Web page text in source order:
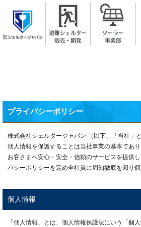
株式会社シェルタージャパン
プライバシーポリシー
株式会社シェルタージャパン （以下、「当社」
個人情報を保護することは当社事業の基本であり
お客さまへ安心・安全・信頼のサービスを提供
バシーポリシーを定め全社員に周知徹底を図り個
個人情報
「個人情報」とは、個人情報保護法にいう「個